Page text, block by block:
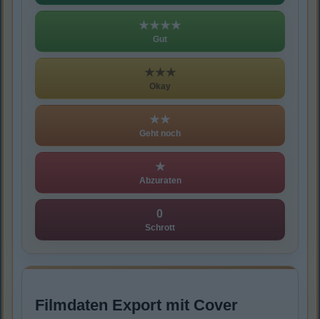
★★★★
Gut
★★★
Okay
★★
Geht noch
★
Abzuraten
0
Schrott
Filmdaten Export mit Cover